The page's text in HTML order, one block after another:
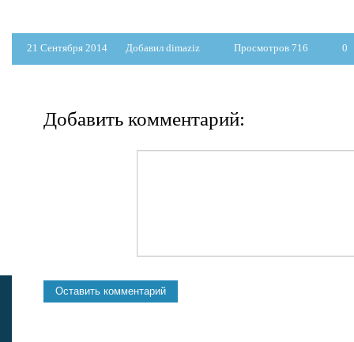
21 Сентября 2014 Добавил dimaziz Просмотров 716 0
Добавить комментарий: